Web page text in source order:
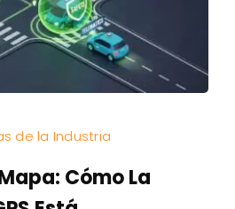
de la Industria
Cómo La